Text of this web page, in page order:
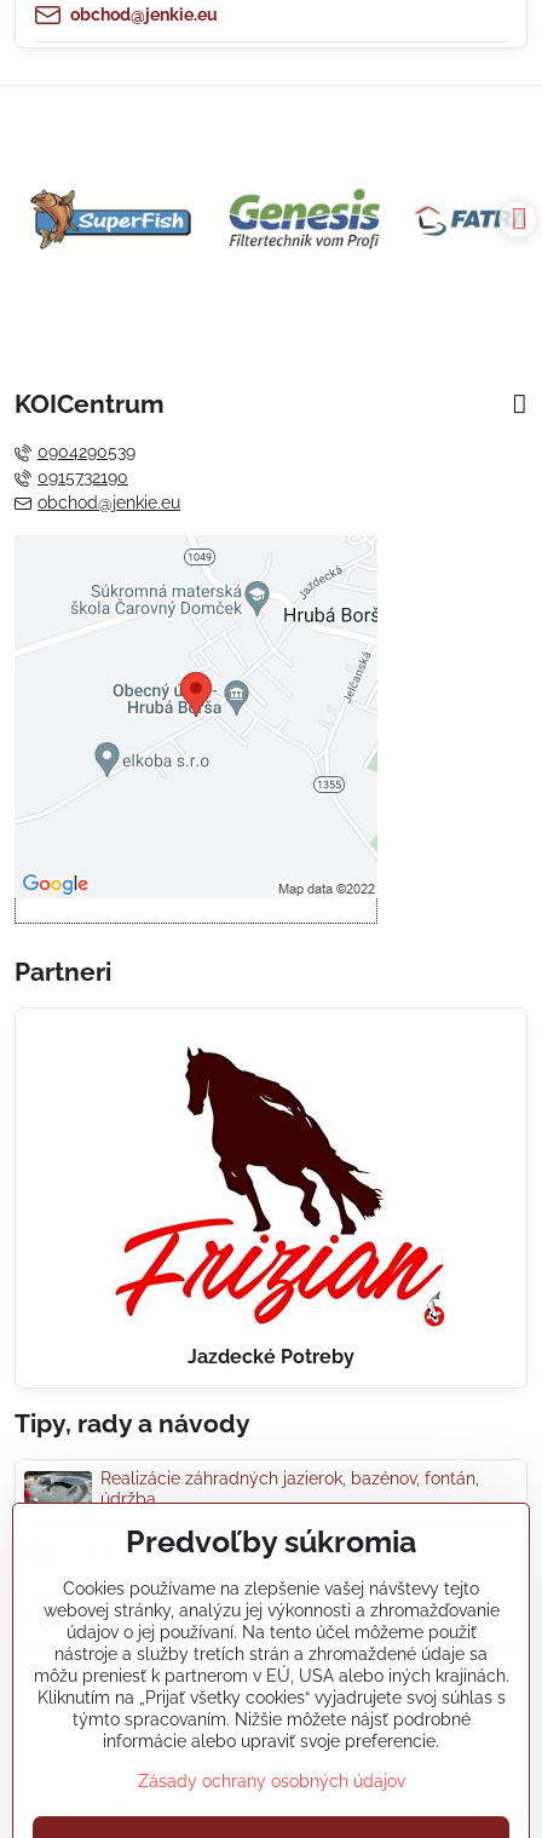
obchod@jenkie.eu
KOICentrum
0904290539
0915732190
obchod@jenkie.eu
Externý obsah je blokovaný
Voľbami súkromia
Prajete si načítať externý obsah?
Povoliť tentokrát
Povoliť a zapamätať - súhlas s
Partneri
Jazdecké Potreby
Tipy, rady a návody
Realizácie záhradných jazierok, bazénov, fontán,
údržba...
Články a blogy
Rady a návody
koikapre/?ref=hl
©2026Copyright
Predvoľby súkromia
Cookies používame na zlepšenie vašej návštevy tejto
webovej stránky, analýzu jej výkonnosti a zhromažďovanie
údajov o jej používaní. Na tento účel môžeme použiť
nástroje a služby tretích strán a zhromaždené údaje sa
môžu preniesť k partnerom v EÚ, USA alebo iných krajinách.
Kliknutím na „Prijať všetky cookies“ vyjadrujete svoj súhlas s
týmto spracovaním. Nižšie môžete nájsť podrobné
informácie alebo upraviť svoje preferencie.
Zásady ochrany osobných údajov